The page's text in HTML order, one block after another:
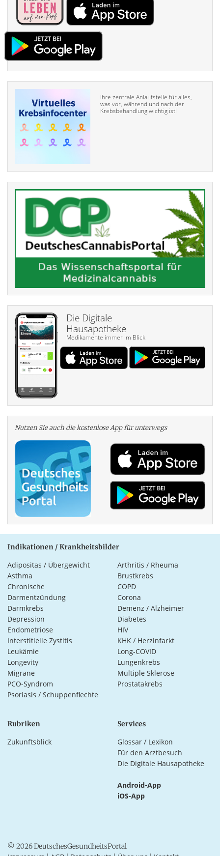
Ihre zentrale Anlaufstelle für alles,
was vor, während und nach der
Krebsbehandlung wichtig ist!
Die Digitale
Hausapotheke
Medikamente immer im Blick
Nutzen Sie auch die kosten­lose App für unterwegs
Indikationen / Krankheitsbilder
Adipositas / Übergewicht
Arthritis / Rheuma
Asthma
Brustkrebs
Chronische
Darmentzündung
COPD
Corona
Darmkrebs
Demenz / Alzheimer
Depression
Diabetes
Endometriose
HIV
Interstitielle Zystitis
KHK / Herzinfarkt
Leukämie
Long-COVID
Longevity
Lungenkrebs
Migräne
Multiple Sklerose
PCO-Syndrom
Prostatakrebs
Psoriasis / Schuppenflechte
Rubriken
Zukunftsblick
Services
Glossar / Lexikon
Für den Arztbesuch
Die Digitale Hausapotheke
Android-App
iOS-App
© 2026 DeutschesGesundheitsPortal